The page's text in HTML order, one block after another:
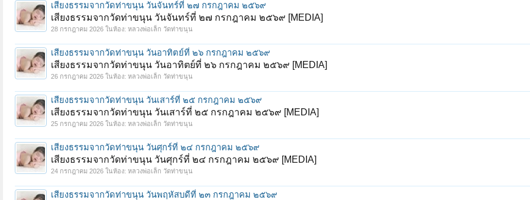
เสียงธรรมจากวัดท่าขนุน วันจันทร์ที่ ๒๗ กรกฎาคม ๒๕๖๙
เสียงธรรมจากวัดท่าขนุน วันจันทร์ที่ ๒๗ กรกฎาคม ๒๕๖๙ [MEDIA]
28 กรกฎาคม 2026 ในห้อง: หลวงพ่อเล็ก วัดท่าขนุน
เสียงธรรมจากวัดท่าขนุน วันอาทิตย์ที่ ๒๖ กรกฎาคม ๒๕๖๙
เสียงธรรมจากวัดท่าขนุน วันอาทิตย์ที่ ๒๖ กรกฎาคม ๒๕๖๙ [MEDIA]
26 กรกฎาคม 2026 ในห้อง: หลวงพ่อเล็ก วัดท่าขนุน
เสียงธรรมจากวัดท่าขนุน วันเสาร์ที่ ๒๕ กรกฎาคม ๒๕๖๙
เสียงธรรมจากวัดท่าขนุน วันเสาร์ที่ ๒๕ กรกฎาคม ๒๕๖๙ [MEDIA]
25 กรกฎาคม 2026 ในห้อง: หลวงพ่อเล็ก วัดท่าขนุน
เสียงธรรมจากวัดท่าขนุน วันศุกร์ที่ ๒๔ กรกฎาคม ๒๕๖๙
เสียงธรรมจากวัดท่าขนุน วันศุกร์ที่ ๒๔ กรกฎาคม ๒๕๖๙ [MEDIA]
24 กรกฎาคม 2026 ในห้อง: หลวงพ่อเล็ก วัดท่าขนุน
เสียงธรรมจากวัดท่าขนุน วันพฤหัสบดีที่ ๒๓ กรกฎาคม ๒๕๖๙